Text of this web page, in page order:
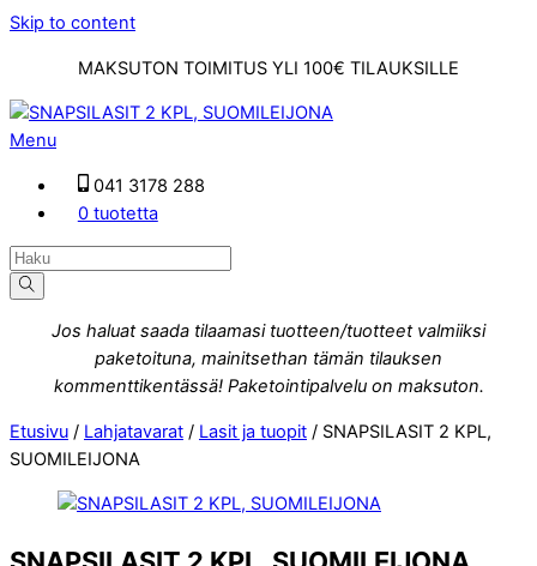
Skip to content
MAKSUTON TOIMITUS YLI 100€ TILAUKSILLE
Menu
041 3178 288
0 tuotetta
Jos haluat saada tilaamasi tuotteen/tuotteet valmiiksi
paketoituna, mainitsethan tämän tilauksen
kommenttikentässä! Paketointipalvelu on maksuton.
Etusivu / Lahjatavarat / Lasit ja tuopit / SNAPSILASIT 2 KPL,
SUOMILEIJONA